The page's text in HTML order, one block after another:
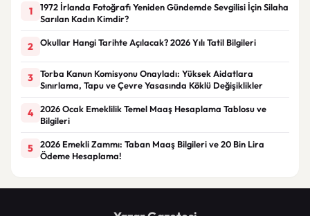
1
1972 İrlanda Fotoğrafı Yeniden Gündemde Sevgilisi İçin Silaha
Sarılan Kadın Kimdir?
2 Okullar Hangi Tarihte Açılacak? 2026 Yılı Tatil Bilgileri
3
Torba Kanun Komisyonu Onayladı: Yüksek Aidatlara
Sınırlama, Tapu ve Çevre Yasasında Köklü Değişiklikler
4
2026 Ocak Emeklilik Temel Maaş Hesaplama Tablosu ve
Bilgileri
5
2026 Emekli Zammı: Taban Maaş Bilgileri ve 20 Bin Lira
Ödeme Hesaplama!